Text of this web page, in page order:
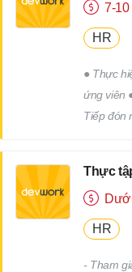
7-10
HR
● Thực
ứng viên
Tiếp đón
Thực
HR
- Tham